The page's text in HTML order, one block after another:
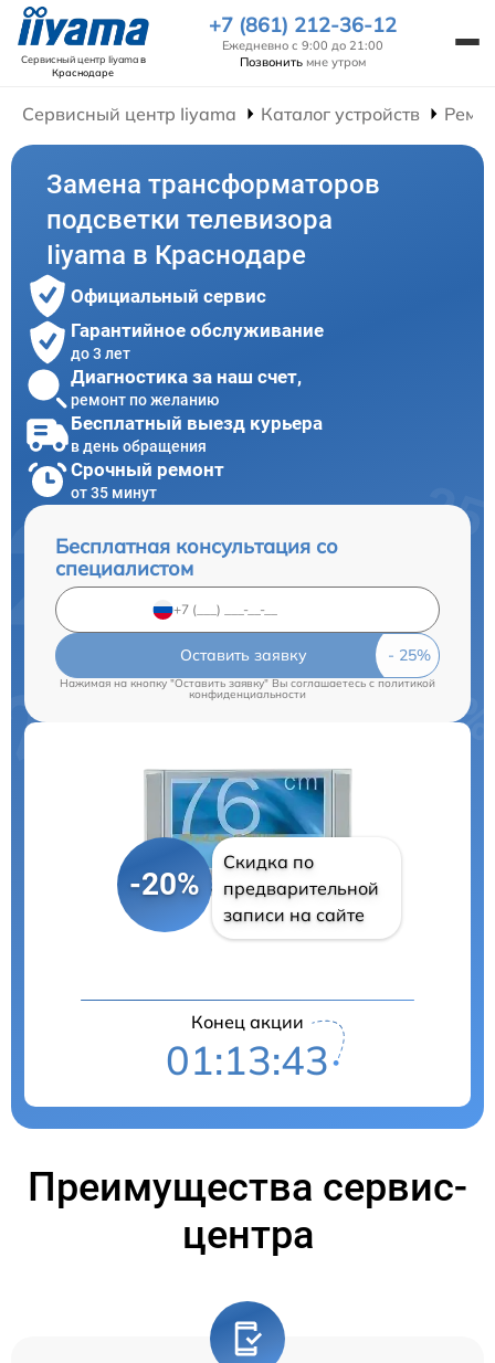
Сервисный центр Iiyamaв
Краснодаре
+7 (861) 212-36-12
Ежедневно с 9:00 до 21:00
Позвонить мне утром
Сервисный центр Iiyama Каталог устройств
Замена трансформаторов
подсветки телевизора
Iiyama в Краснодаре
Официальный сервис
Гарантийное обслуживание
до 3 лет
Диагностика за наш счет,
ремонт по желанию
Бесплатный выезд курьера
в день обращения
Срочный ремонт
от 35 минут
Бесплатная консультация со
специалистом
Оставить заявку
Нажимая на кнопку "Оставить заявку" Вы соглашаетесь cполитикой
конфиденциальности
-20%
Скидка по
предварительной
записи на сайте
Конец акции
01:13:42
Преимущества сервис-
центра